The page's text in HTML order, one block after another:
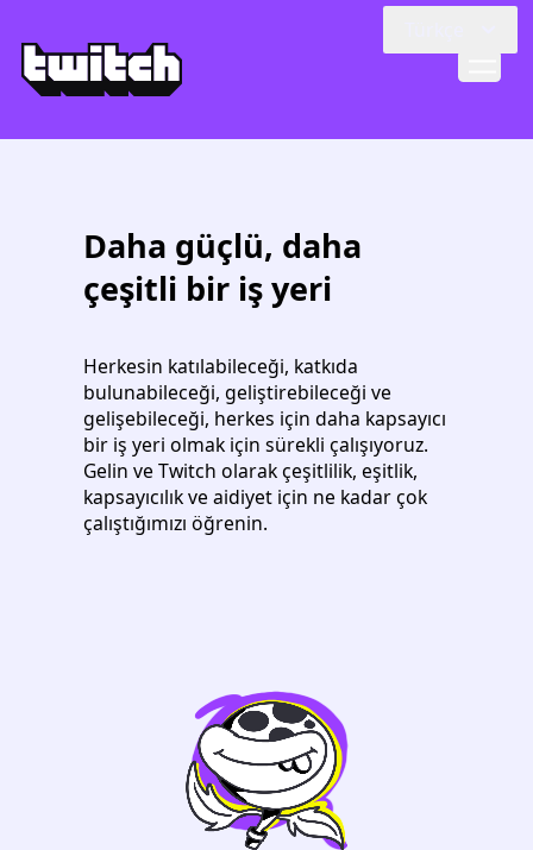
Daha güçlü, daha
çeşitli bir iş yeri
Herkesin katılabileceği, katkıda
bulunabileceği, geliştirebileceği ve
gelişebileceği, herkes için daha kapsayıcı
bir iş yeri olmak için sürekli çalışıyoruz.
Gelin ve Twitch olarak çeşitlilik, eşitlik,
kapsayıcılık ve aidiyet için ne kadar çok
çalıştığımızı öğrenin.